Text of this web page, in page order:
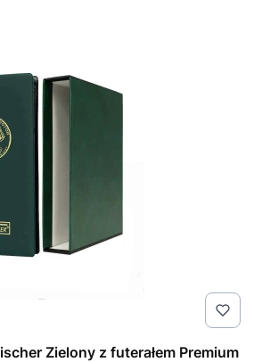
Zielony z futerałem Premium